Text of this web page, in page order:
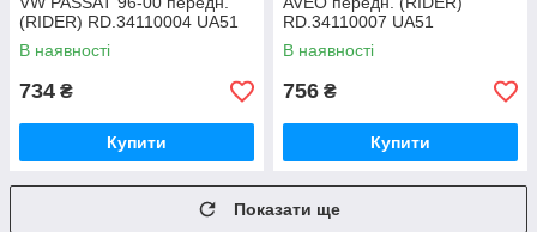
(RIDER) RD.34110004 UA51
В наявності
734 ₴
Купити
RD.34110007 UA51
В наявності
756 ₴
Купити
Показати ще